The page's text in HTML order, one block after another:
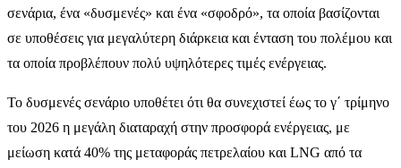
σενάρια, ένα «δυσμενές» και ένα «σφοδρό», τα οποία βασίζονται
σε υποθέσεις για μεγαλύτερη διάρκεια και ένταση του πολέμου και
τα οποία προβλέπουν πολύ υψηλότερες τιμές ενέργειας.
Το δυσμενές σενάριο υποθέτει ότι θα συνεχιστεί έως το γ΄ τρίμηνο
του 2026 η μεγάλη διαταραχή στην προσφορά ενέργειας, με
μείωση κατά 40% της μεταφοράς πετρελαίου και LNG από τα